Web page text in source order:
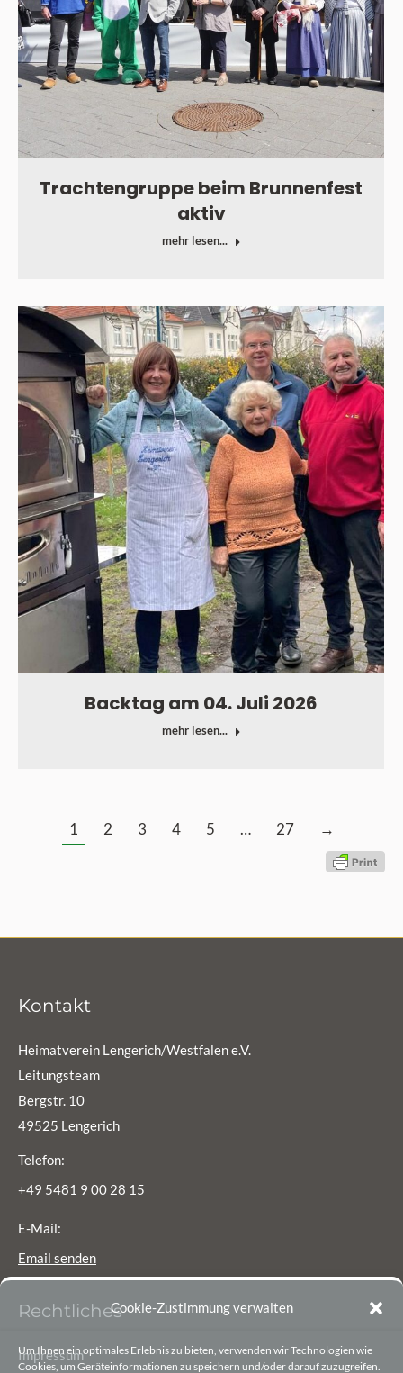
Cookie-Zustimmung verwalten
Um Ihnen ein optimales Erlebnis zu bieten, verwenden wir Technologien wie
Cookies, um Geräteinformationen zu speichern und/oder darauf zuzugreifen.
Trachtengruppe beim Brunnenfest
aktiv
mehr lesen...
Backtag am 04. Juli 2026
mehr lesen...
1 2 3 4 5 … 27 →
Kontakt
Heimatverein Lengerich/Westfalen e.V.
Leitungsteam
Bergstr. 10
49525 Lengerich
Telefon:
+49 5481 9 00 28 15
E-Mail:
Email senden
Rechtliches
Impressum